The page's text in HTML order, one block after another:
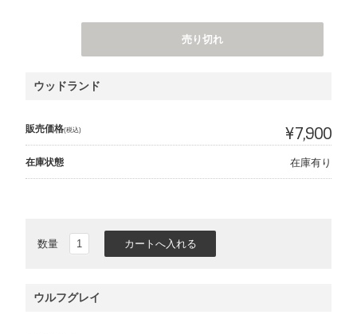
売り切れ
ウッドランド
販売価格(税込) ¥7,900
在庫状態 在庫有り
数量
ウルフグレイ